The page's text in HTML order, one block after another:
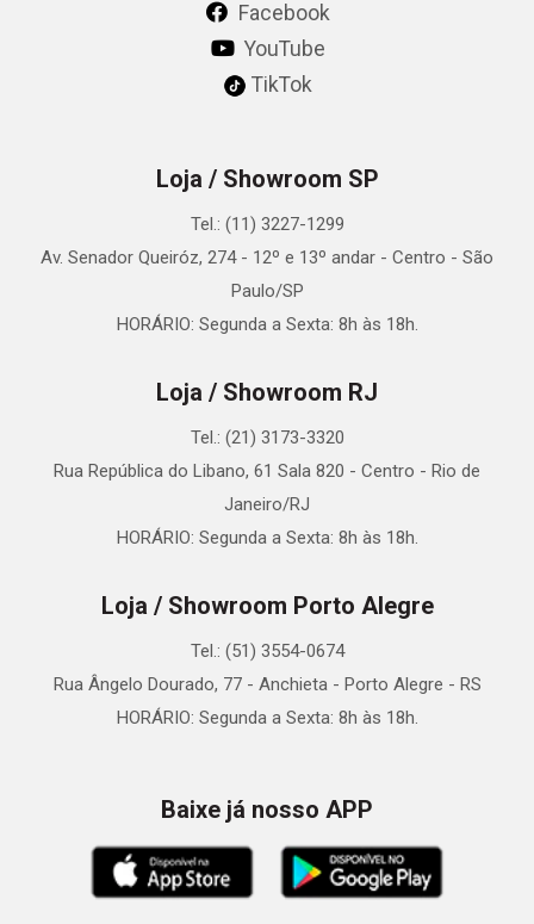
Facebook
YouTube
TikTok
Loja / Showroom SP
Tel.: (11) 3227-1299
Av. Senador Queiróz, 274 - 12º e 13º andar - Centro - São
Paulo/SP
HORÁRIO: Segunda a Sexta: 8h às 18h.
Loja / Showroom RJ
Tel.: (21) 3173-3320
Rua República do Libano, 61 Sala 820 - Centro - Rio de
Janeiro/RJ
HORÁRIO: Segunda a Sexta: 8h às 18h.
Loja / Showroom Porto Alegre
Tel.: (51) 3554-0674
Rua Ângelo Dourado, 77 - Anchieta - Porto Alegre - RS
HORÁRIO: Segunda a Sexta: 8h às 18h.
Baixe já nosso APP